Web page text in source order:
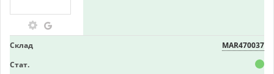
Склад
MAR470037
Стат.